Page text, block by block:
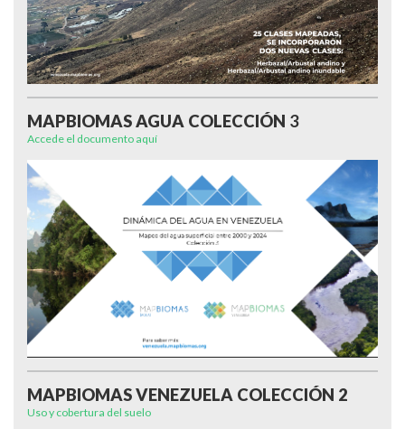
MAPBIOMAS AGUA COLECCIÓN 3
Accede el documento aquí
MAPBIOMAS VENEZUELA COLECCIÓN 2
Uso y cobertura del suelo